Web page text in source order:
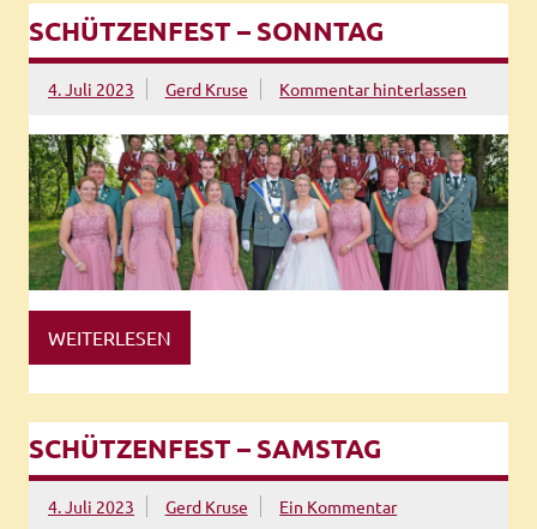
SCHÜTZENFEST – SONNTAG
4. Juli 2023 Gerd Kruse Kommentar hinterlassen
WEITERLESEN
SCHÜTZENFEST – SAMSTAG
4. Juli 2023 Gerd Kruse Ein Kommentar